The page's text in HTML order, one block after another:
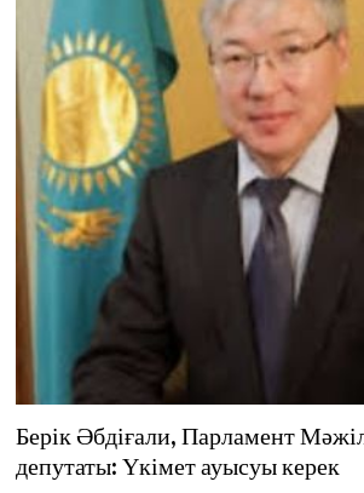
Берік Әбдіғали, Парламент
депутаты: Үкімет ауысуы керек